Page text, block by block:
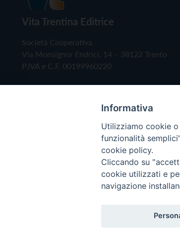
Vita Trentina Editrice
Società Cooperativa
Via Monsignor Endrici, 14 – 38122 Trento
P.IVA e C.F. 00199960220
Copyright © 2019 - Tutti i diritti
Informativa
Utilizziamo cookie
funzionalità
cookie policy.
Cliccando su
cookie utilizzati e
navigazione